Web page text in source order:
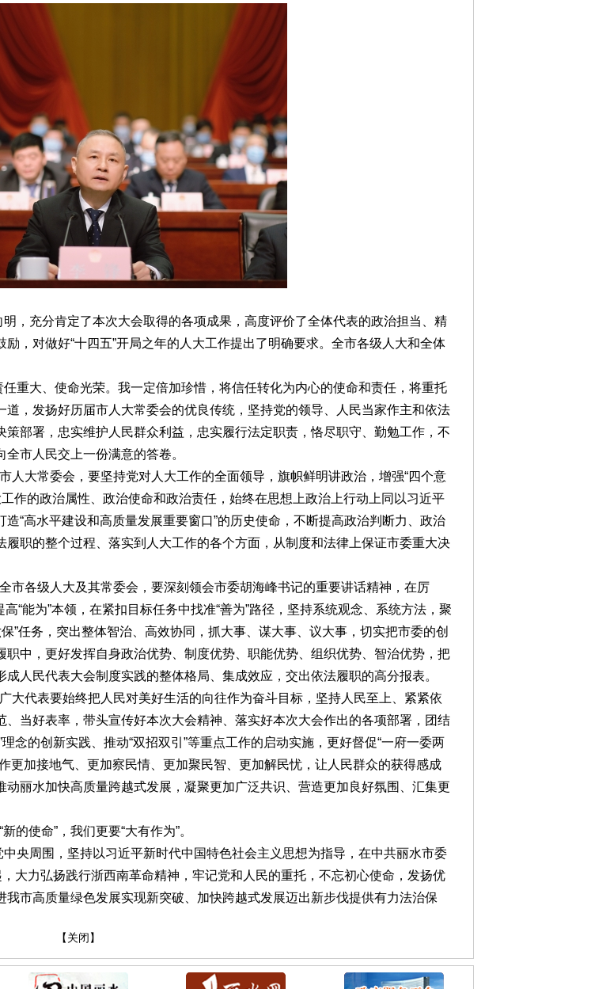
，充分肯定了本次大会取得的各项成果，高度评价了全体代表的政治担当、精
，对做好“十四五”开局之年的人大工作提出了明确要求。全市各级人大和全体
重大、使命光荣。我一定倍加珍惜，将信任转化为内心的使命和责任，将重托
，发扬好历届市人大常委会的优良传统，坚持党的领导、人民当家作主和依法
部署，忠实维护人民群众利益，忠实履行法定职责，恪尽职守、勤勉工作，不
市人民交上一份满意的答卷。
人大常委会，要坚持党对人大工作的全面领导，旗帜鲜明讲政治，增强“四个意
工作的政治属性、政治使命和政治责任，始终在思想上政治上行动上同以习近平
“高水平建设和高质量发展重要窗口”的历史使命，不断提高政治判断力、政治
职的整个过程、落实到人大工作的各个方面，从制度和法律上保证市委重大决
市各级人大及其常委会，要深刻领会市委胡海峰书记的重要讲话精神，在厉
高“能为”本领，在紧扣目标任务中找准“善为”路径，坚持系统观念、系统方法，聚
”任务，突出整体智治、高效协同，抓大事、谋大事、议大事，切实把市委的创
中，更好发挥自身政治优势、制度优势、职能优势、组织优势、智治优势，把
人民代表大会制度实践的整体格局、集成效应，交出依法履职的高分报表。
大代表要始终把人民对美好生活的向往作为奋斗目标，坚持人民至上、紧紧依
当好表率，带头宣传好本次大会精神、落实好本次大会作出的各项部署，团结
念的创新实践、推动“双招双引”等重点工作的启动实施，更好督促“一府一委两
更加接地气、更加察民情、更加聚民智、更加解民忧，让人民群众的获得感成
丽水加快高质量跨越式发展，凝聚更加广泛共识、营造更加良好氛围、汇集更
的使命”，我们更要“大有作为”。
央周围，坚持以习近平新时代中国特色社会主义思想为指导，在中共丽水市委
大力弘扬践行浙西南革命精神，牢记党和人民的重托，不忘初心使命，发扬优
市高质量绿色发展实现新突破、加快跨越式发展迈出新步伐提供有力法治保
【关闭】